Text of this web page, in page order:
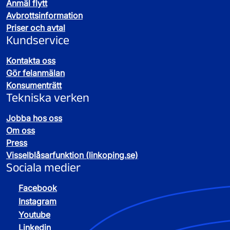
pump, hydrofor och filter.
vara lättillgänglig
ha fungerande avstängsningsventiler
vara utrustad med en godkänd
mätarkonsol.
En ny brunn i plast ska:
inte placeras i ett område med biltrafik
ha en konsol som kan lyftas vid byte av
mätare upp till storlek DN25
vara tät så att inget vatten rinner in
Mätarbrunnen ägs av dig som fastighetsägare
men måste godkännas av oss.
Anmäl flytt
Avbrottsinformation
Priser och avtal
Kundservice
Kontakta oss
Gör felanmälan
Konsumenträtt
Tekniska verken
Jobba hos oss
Om oss
Press
Visselblåsarfunktion (linkoping.se)
Sociala medier
Facebook
Instagram
Youtube
Linkedin